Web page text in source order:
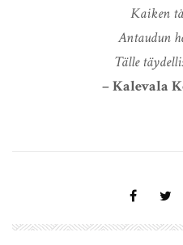
Kaiken
Antaudun
Tälle
– Kalevala